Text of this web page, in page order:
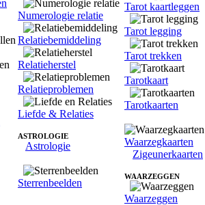
Numerologie relatie
Relatiebemiddeling
Relatieherstel
Relatieproblemen
Liefde & Relaties
ASTROLOGIE
Astrologie
Sterrenbeelden
Tarot kaartleggen
Tarot legging
Tarot trekken
Tarotkaart
Tarotkaarten
Waarzegkaarten
Zigeunerkaarten
WAARZEGGEN
Waarzeggen